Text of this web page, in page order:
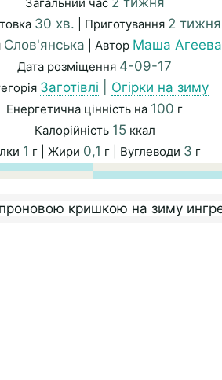
30 хв. | Приготування 2 тижня
Слов'янська | Автор Маша Агеева
Дата розміщення 4-09-17
Заготівлі Огірки на зиму
Енергетична цінність на 100 г
Калорійність 15ккал
1 г | Жири 0,1 г | Вуглеводи 3 г